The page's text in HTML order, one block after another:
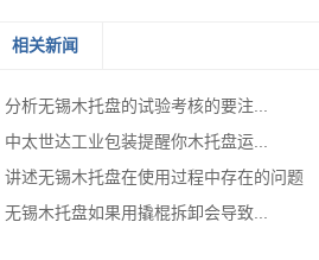
相关新闻
分析无锡木托盘的试验考核的要注...
中太世达工业包装提醒你木托盘运...
讲述无锡木托盘在使用过程中存在的问题
无锡木托盘如果用撬棍拆卸会导致...